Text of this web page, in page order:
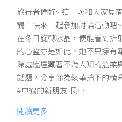
旅行者們好~ 這一次和大家見
鶴！快來一起參加討論活動吧
在冬日旋轉冰晶，便能看到折
的心靈亦是如此。她不只擁有
深處還埋藏著不為人知的溫柔
話題，分享你為綾華拍下的精
#申鶴的新朋友 長…
閱讀更多